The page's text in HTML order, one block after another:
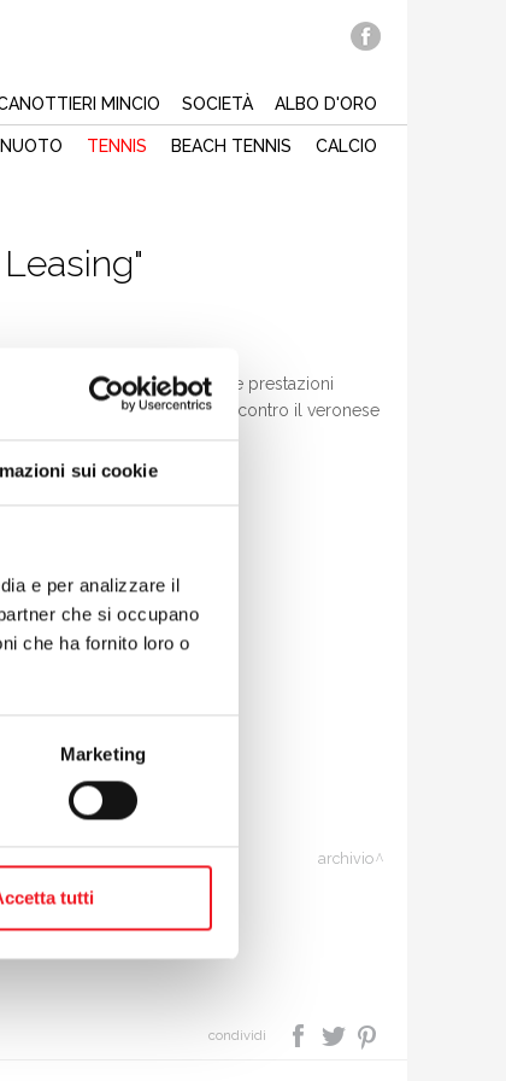
sui cookie
e per analizzare il
che si occupano
che ha fornito loro o
Marketing
tutti
MINCIO SOCIETÀ ALBO D'ORO
NUOTO TENNIS BEACH TENNIS CALCIO
di quest'ultimo. Buone prestazioni
la bella vittoria di G. Guidi contro il veronese
archivio
condividi